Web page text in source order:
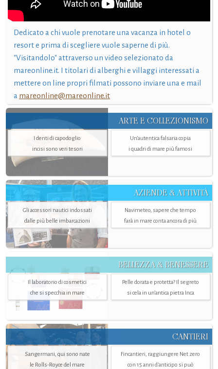
Dedicato a chi vuole prenotare una vacanza in hotel o
resort e prima di scegliere vuole saperne di più.
"Visitandolo" attraverso un video selezionato da
mareonline.it. I titolari di alberghi e villaggi interessati a
mettere on line propri filmati possono inviare una e mail
a mareonline@mareonline.it
ARTE E COLLEZIONISMO
I denti di capodoglio
incisi sono veri tesori
Un’autentica falsaria copia
i quadri di mare più famosi
AZIENDE & ATTIVITÀ
Gli accessori nautici indossati
dalle più belle imbarcazioni
Navimeteo, sapere che tempo
farà in mare conta ancora di più
BELLEZZA & BENESSERE
Il laboratorio di cosmetici
che si specchia in mare
Pelle dorata e protetta? Il segreto
si cela in un’antica pietra Inca
CANTIERI
Sangermani, qui sono nate
le Rolls-Royce del mare
Fincantieri, raggiungere Net zero
con 15 anni d'anticipo si può